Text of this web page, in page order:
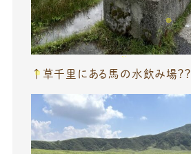
↑草千里にある馬の水飲み場？？